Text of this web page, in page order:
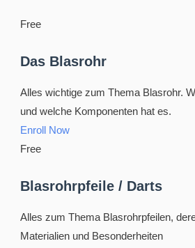
Free
Das Blasrohr
Alles wichtige zum Thema Blasrohr.
und welche Komponenten hat es.
Enroll Now
Free
Blasrohrpfeile / Darts
Alles zum Thema Blasrohrpfeilen,
Materialien und Besonderheiten